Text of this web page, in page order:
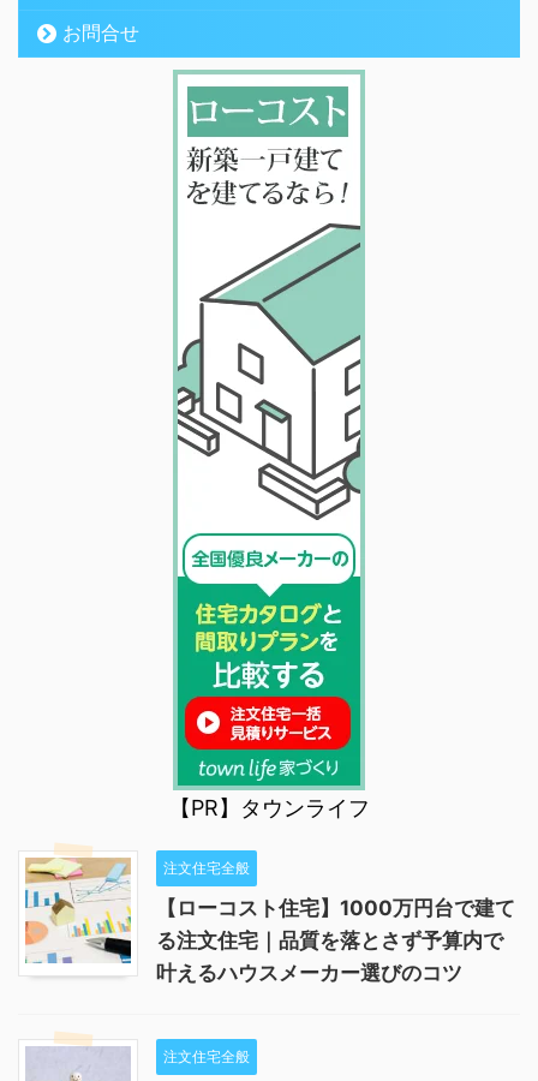
お問合せ
【PR】タウンライフ
注文住宅全般
【ローコスト住宅】1000万円台で建て
る注文住宅｜品質を落とさず予算内で
叶えるハウスメーカー選びのコツ
注文住宅全般